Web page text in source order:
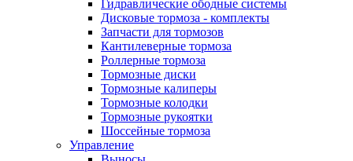
Гидравлические ободные системы
Дисковые тормоза - комплекты
Запчасти для тормозов
Кантилеверные тормоза
Роллерные тормоза
Тормозные диски
Тормозные калиперы
Тормозные колодки
Тормозные рукоятки
Шоссейные тормоза
Управление